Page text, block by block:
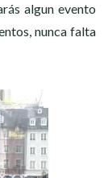
algun evento
nunca falta